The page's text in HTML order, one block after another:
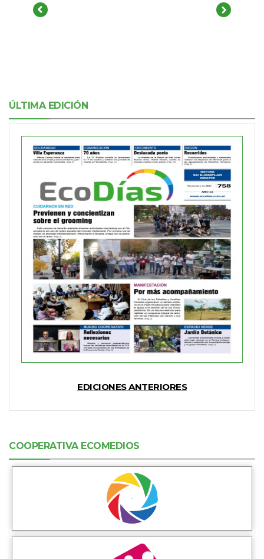
ÚLTIMA EDICIÓN
EDICIONES ANTERIORES
COOPERATIVA ECOMEDIOS